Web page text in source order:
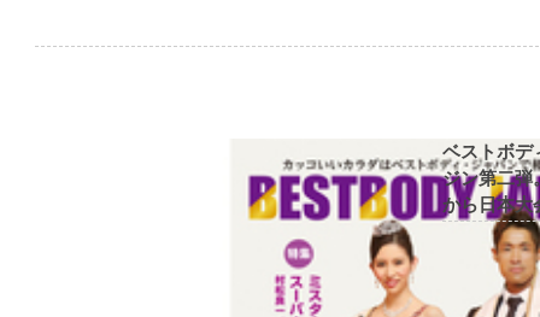
ベストボデ
ジン第二弾
から日本大